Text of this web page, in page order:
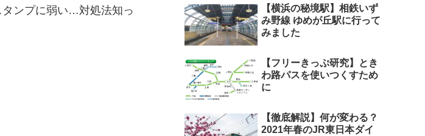
タンプに弱い…対処法知っ
【横浜の秘境駅】相鉄いず
み野線 ゆめが丘駅に行って
みました
【フリーきっぷ研究】とき
わ路パスを使いつくすため
に
【徹底解説】何が変わる？
2021年春のJR東日本ダイ